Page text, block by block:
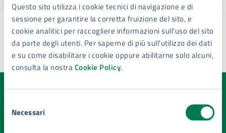
Questo sito utilizza i cookie tecnici di navigazione e di
sessione per garantire la corretta fruizione del sito, e
cookie analitici per raccogliere informazioni sull'uso del sito
da parte degli utenti. Per saperne di più sull'utilizzo dei dati
e su come disabilitare i cookie oppure abilitarne solo alcuni,
consulta la nostraCookie Policy.
delNecessari
Ultimo aggiornamento:24/07/2026, 09:24
pagina?